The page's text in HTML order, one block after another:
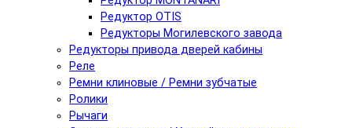
Редуктор OTIS
Редукторы Могилевского завода
Редукторы привода дверей кабины
Реле
Ремни клиновые / Ремни зубчатые
Ролики
Рычаги